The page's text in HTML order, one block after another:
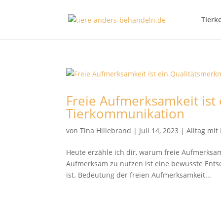
Freie Aufmerksamkeit
Tierkommunikation
vonTina Hillebrand | Juli 14, 2023 |Alltag mit
Heute erzähle ich dir, warum freie
Aufmerksam zu nutzen ist eine bewusste
ist. Bedeutung der freien Aufmerksamkeit...